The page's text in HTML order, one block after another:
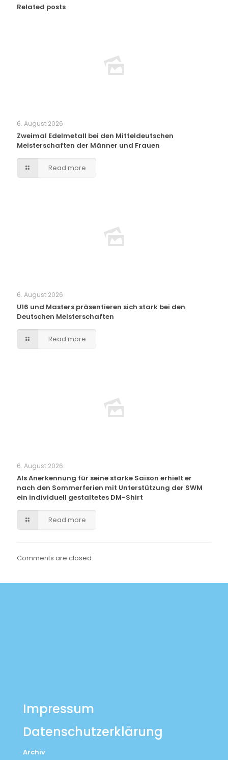
Related posts
6. August 2026
Zweimal Edelmetall bei den Mitteldeutschen
Meisterschaften der Männer und Frauen
Read more
6. August 2026
U16 und Masters präsentieren sich stark bei den
Deutschen Meisterschaften
Read more
6. August 2026
Als Anerkennung für seine starke Saison erhielt er
nach den Sommerferien mit Unterstützung der SWM
ein individuell gestaltetes DM-Shirt
Read more
Comments are closed.
Impressum
Datenschutzerklärung
Archiv